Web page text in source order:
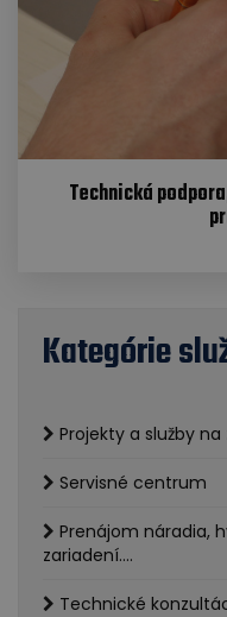
Technická
Kategórie
Projekty a služby na
Servisné centrum
Prenájom náradia,
zariadení....
Technické